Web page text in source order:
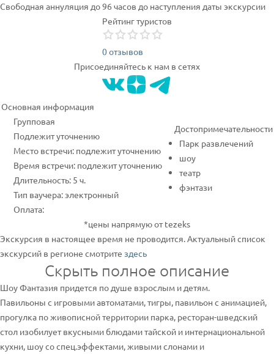
Свободная аннуляция до 96 часов до наступления даты экскурсии
Рейтинг туристов
0 отзывов
Присоединяйтесь к нам в сетях
Основная информация
Групповая
Подлежит уточнению
Место встречи: подлежит уточнению
Время встречи: подлежит уточнению
Длительность: 5 ч.
Тип ваучера: электронный
Оплата:
Достопримечательности
Парк развлечений
шоу
театр
фэнтази
*цены напрямую от tezeks
Экскурсия в настоящее время не проводится. Актуальный список
экскурсий в регионе смотрите здесь
Скрыть полное описание
Шоу Фантазия придется по душе взрослым и детям.
Павильоны с игровыми автоматами, тигры, павильон с анимацией,
прогулка по живописной территории парка, ресторан-шведский
стол изобилует вкусными блюдами тайской и интернациональной
кухни, шоу со спец.эффектами, живыми слонами и